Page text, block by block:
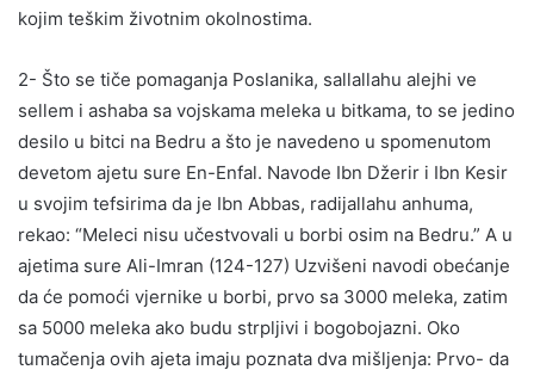
kojim teškim životnim okolnostima.
2- Što se tiče pomaganja Poslanika, sallallahu alejhi ve
sellem i ashaba sa vojskama meleka u bitkama, to se jedino
desilo u bitci na Bedru a što je navedeno u spomenutom
devetom ajetu sure En-Enfal. Navode Ibn Džerir i Ibn Kesir
u svojim tefsirima da je Ibn Abbas, radijallahu anhuma,
rekao: “Meleci nisu učestvovali u borbi osim na Bedru.” A u
ajetima sure Ali-Imran (124-127) Uzvišeni navodi obećanje
da će pomoći vjernike u borbi, prvo sa 3000 meleka, zatim
sa 5000 meleka ako budu strpljivi i bogobojazni. Oko
tumačenja ovih ajeta imaju poznata dva mišljenja: Prvo- da